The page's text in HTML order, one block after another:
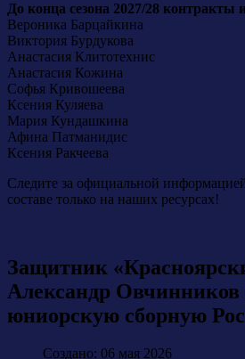
До конца сезона 2027/28 контракты
Вероника Барцайкина
Виктория Бурдукова
Анастасия Клитотехнис
Анастасия Кожина
Софья Кривошеева
Ксения Куляева
Мария Кундашкина
Афина Патманидис
Ксения Ракчеева
Следите за официальной
составе только на наших ресурсах!
Защитник
Александр Овчинников
юниорскую сборную
Создано: 06 мая 2026